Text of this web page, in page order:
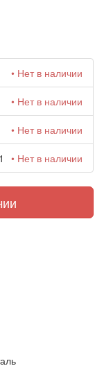
• Нет в наличии
• Нет в наличии
• Нет в наличии
• Нет в наличии